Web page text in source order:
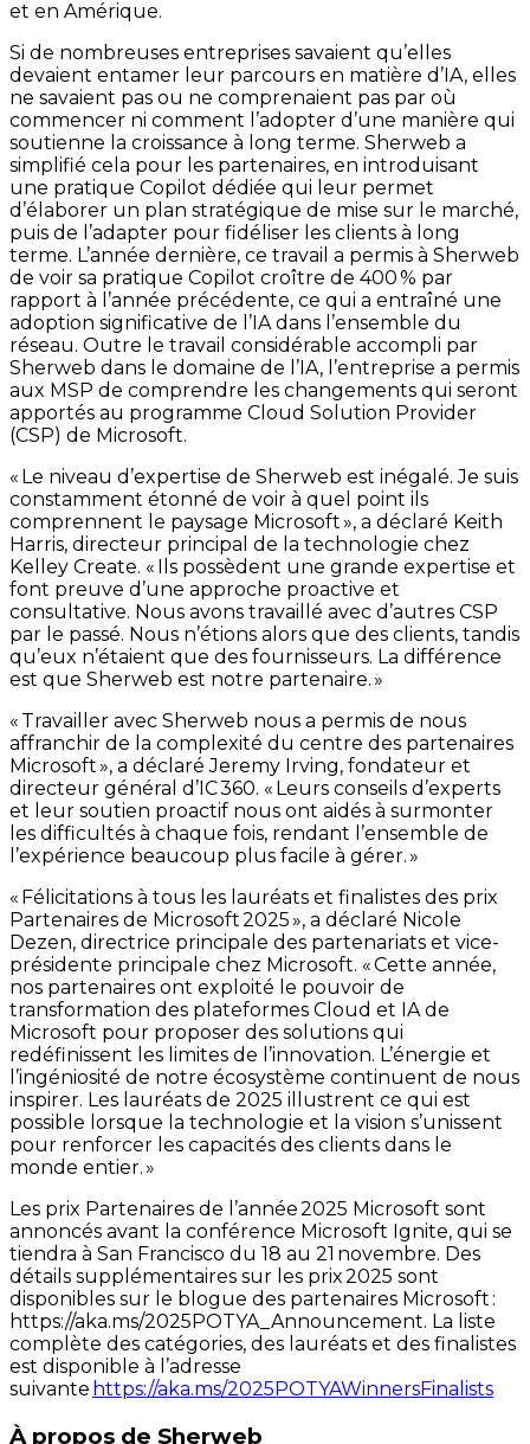
et en Amérique.
Si de nombreuses entreprises savaient qu’elles
devaient entamer leur parcours en matière d’IA, elles
ne savaient pas ou ne comprenaient pas par où
commencer ni comment l’adopter d’une manière qui
soutienne la croissance à long terme. Sherweb a
simplifié cela pour les partenaires, en introduisant
une pratique Copilot dédiée qui leur permet
d’élaborer un plan stratégique de mise sur le marché,
puis de l’adapter pour fidéliser les clients à long
terme. L’année dernière, ce travail a permis à Sherweb
de voir sa pratique Copilot croître de 400 % par
rapport à l’année précédente, ce qui a entraîné une
adoption significative de l’IA dans l’ensemble du
réseau. Outre le travail considérable accompli par
Sherweb dans le domaine de l’IA, l’entreprise a permis
aux MSP de comprendre les changements qui seront
apportés au programme Cloud Solution Provider
(CSP) de Microsoft.
« Le niveau d’expertise de Sherweb est inégalé. Je suis
constamment étonné de voir à quel point ils
comprennent le paysage Microsoft », a déclaré Keith
Harris, directeur principal de la technologie chez
Kelley Create. « Ils possèdent une grande expertise et
font preuve d’une approche proactive et
consultative. Nous avons travaillé avec d’autres CSP
par le passé. Nous n’étions alors que des clients, tandis
qu’eux n’étaient que des fournisseurs. La différence
est que Sherweb est notre partenaire. »
« Travailler avec Sherweb nous a permis de nous
affranchir de la complexité du centre des partenaires
Microsoft », a déclaré Jeremy Irving, fondateur et
directeur général d’IC 360. « Leurs conseils d’experts
et leur soutien proactif nous ont aidés à surmonter
les difficultés à chaque fois, rendant l’ensemble de
l’expérience beaucoup plus facile à gérer. »
« Félicitations à tous les lauréats et finalistes des prix
Partenaires de Microsoft 2025 », a déclaré Nicole
Dezen, directrice principale des partenariats et vice-
présidente principale chez Microsoft. « Cette année,
nos partenaires ont exploité le pouvoir de
transformation des plateformes Cloud et IA de
Microsoft pour proposer des solutions qui
redéfinissent les limites de l’innovation. L’énergie et
l’ingéniosité de notre écosystème continuent de nous
inspirer. Les lauréats de 2025 illustrent ce qui est
possible lorsque la technologie et la vision s’unissent
pour renforcer les capacités des clients dans le
monde entier. »
Les prix Partenaires de l’année 2025 Microsoft sont
annoncés avant la conférence Microsoft Ignite, qui se
tiendra à San Francisco du 18 au 21 novembre. Des
détails supplémentaires sur les prix 2025 sont
disponibles sur le blogue des partenaires Microsoft :
https://aka.ms/2025POTYA_Announcement. La liste
complète des catégories, des lauréats et des finalistes
est disponible à l’adresse
suivante https://aka.ms/2025POTYAWinnersFinalists
À propos de Sherweb